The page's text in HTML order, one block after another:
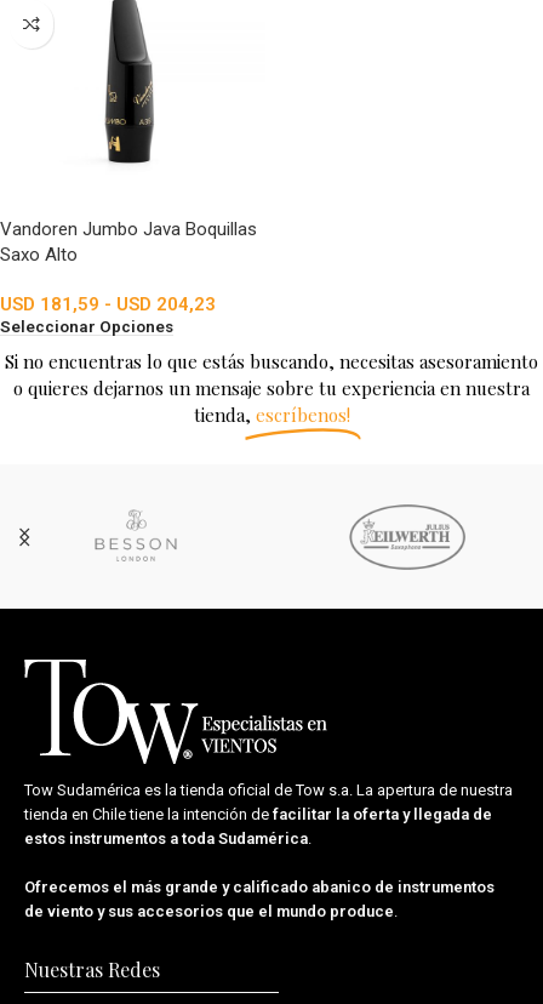
Vandoren Jumbo Java Boquillas
Saxo Alto
USD 181,59 - USD 204,23
Seleccionar Opciones
Si no encuentras lo que estás buscando, necesitas asesoramiento
o quieres dejarnos un mensaje sobre tu experiencia en nuestra
tienda, escríbenos!
Tow Sudamérica es la tienda oficial deTow s.a. La apertura de nuestra
tienda en Chile tiene la intención de facilitar la oferta y llegada de
estos instrumentos a toda Sudamérica.
Ofrecemos el más grande y calificado abanico de instrumentos
de viento y sus accesorios que el mundo produce.
Nuestras Redes